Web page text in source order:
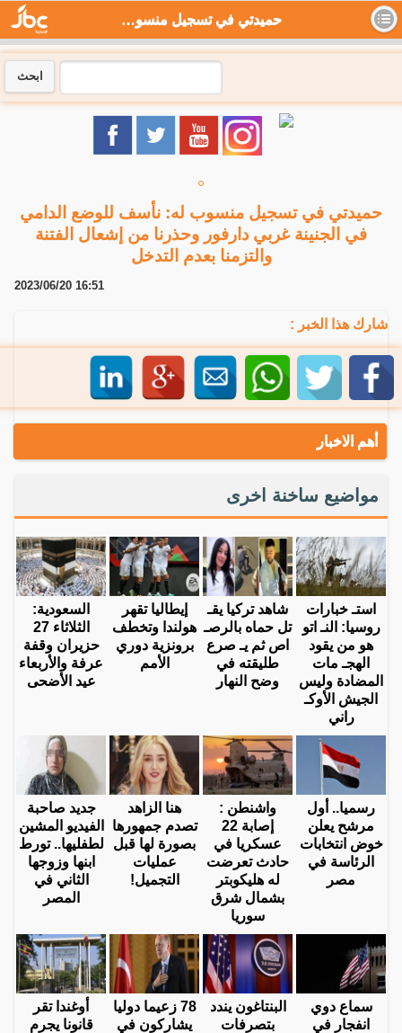
حميدتي في تسجيل منسوب له: نأسف للوضع الدامي في الجنينة غربي دارفور وحذرنا من إشعال الفتنة والتزمنا بعدم التدخل - جي بي سي نيوز
ابحث
حميدتي في تسجيل منسوب له: نأسف للوضع الدامي
في الجنينة غربي دارفور وحذرنا من إشعال الفتنة
والتزمنا بعدم التدخل
2023/06/20 16:51
شارك هذا الخبر :
أهم الاخبار
مواضيع ساخنة اخرى
استـ خبارات
روسيا: النـ اتو
هو من يقود
الهجـ مات
المضادة وليس
الجيش الأوكـ
راني
شاهد تركيا يقـ
تل حماه بالرصـ
اص ثم يـ صرع
طليقته في
وضح النهار
إيطاليا تقهر
هولندا وتخطف
برونزية دوري
الأمم
السعودية:
الثلاثاء 27
حزيران وقفة
عرفة والأربعاء
عيد الأضحى
رسميا.. أول
مرشح يعلن
خوض انتخابات
الرئاسة في
مصر
واشنطن :
إصابة 22
عسكريا في
حادث تعرضت
له هليكوبتر
بشمال شرق
سوريا
هنا الزاهد
تصدم جمهورها
بصورة لها قبل
عمليات
التجميل!
جديد صاحبة
الفيديو المشين
لطفليها.. تورط
ابنها وزوجها
الثاني في
المصر
سماع دوي
انفجار في
البنتاغون يندد
بتصرفات
78 زعيما دوليا
يشاركون في
أوغندا تقر
قانونا يجرم